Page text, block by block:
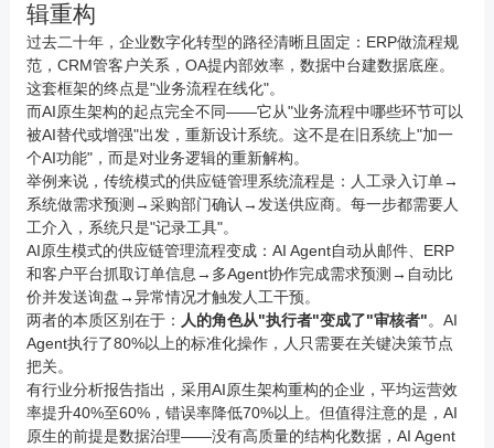
辑重构
过去二十年，企业数字化转型的路径清晰且固定：ERP做流程规
范，CRM管客户关系，OA提内部效率，数据中台建数据底座。
这套框架的终点是"业务流程在线化"。
而AI原生架构的起点完全不同——它从"业务流程中哪些环节可以
被AI替代或增强"出发，重新设计系统。这不是在旧系统上"加一
个AI功能"，而是对业务逻辑的重新解构。
举例来说，传统模式的供应链管理系统流程是：人工录入订单→
系统做需求预测→采购部门确认→发送供应商。每一步都需要人
工介入，系统只是"记录工具"。
AI原生模式的供应链管理流程变成：AI Agent自动从邮件、ERP
和客户平台抓取订单信息→多Agent协作完成需求预测→自动比
价并发送询盘→异常情况才触发人工干预。
两者的本质区别在于： 人的角色从"执行者"变成了"审核者"。AI
Agent执行了80%以上的标准化操作，人只需要在关键决策节点
把关。
有行业分析报告指出，采用AI原生架构重构的企业，平均运营效
率提升40%至60%，错误率降低70%以上。但值得注意的是，AI
原生的前提是数据治理——没有高质量的结构化数据，AI Agent